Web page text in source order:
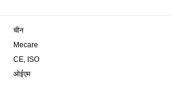
चीन
Mecare
CE, ISO
ओईएम